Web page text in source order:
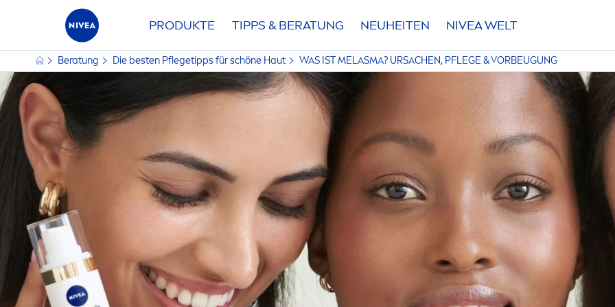
PRODUKTE TIPPS & BERATUNG NEUHEITEN NIVEAWELT
Beratung Die besten Pflegetipps für schöne Haut WAS IST MELASMA? URSACHEN, PFLEGE & VORBEUGUNG